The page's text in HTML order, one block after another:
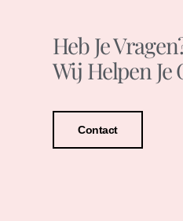
Heb Je
Wij Helpen Je
Contact